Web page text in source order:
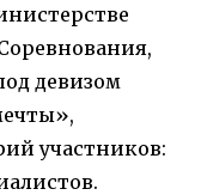
девизом
участников: